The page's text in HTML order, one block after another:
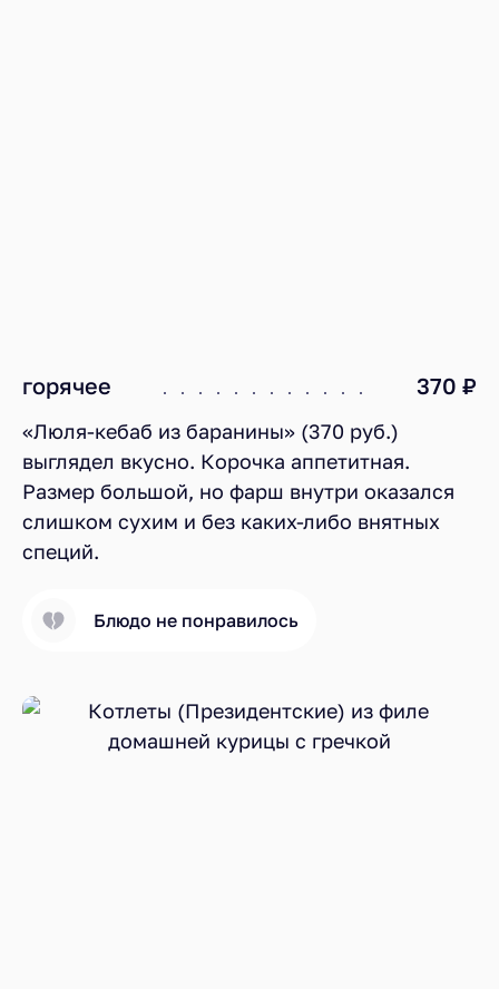
горячее 370 ₽
«Люля-кебаб из баранины» (370 руб.)
выглядел вкусно. Корочка аппетитная.
Размер большой, но фарш внутри оказался
слишком сухим и без каких-либо внятных
специй.
Блюдо не понравилось